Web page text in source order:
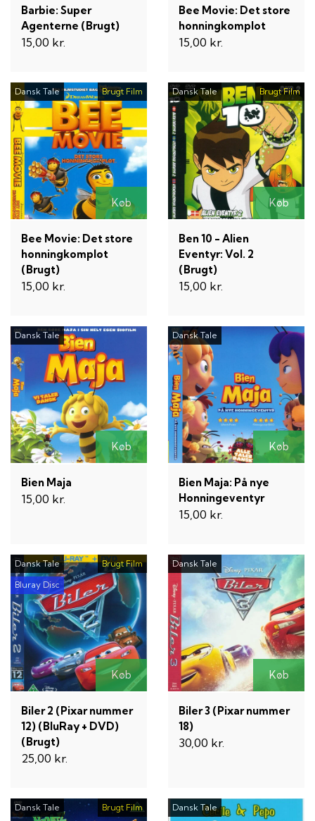
Barbie: Super
Agenterne (Brugt)
15,00 kr.
Bee Movie: Det store
honningkomplot
15,00 kr.
Dansk Tale Brugt Film
Køb
Bee Movie: Det store
honningkomplot
(Brugt)
15,00 kr.
Dansk Tale Brugt Film
Køb
Ben 10 - Alien
Eventyr: Vol. 2
(Brugt)
15,00 kr.
Dansk Tale
Køb
Bien Maja
15,00 kr.
Dansk Tale
Køb
Bien Maja: På nye
Honningeventyr
15,00 kr.
Dansk Tale
Bluray Disc
Brugt Film
Køb
Biler 2 (Pixar nummer
12) (BluRay + DVD)
(Brugt)
25,00 kr.
Dansk Tale
Køb
Biler 3 (Pixar nummer
18)
30,00 kr.
Dansk Tale Brugt Film Dansk Tale